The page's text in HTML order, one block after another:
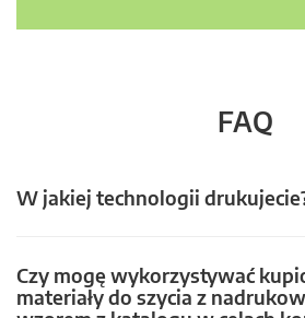
FAQ
W jakiej technologii
Czy mogę wykorzystywać
materiały do szycia z